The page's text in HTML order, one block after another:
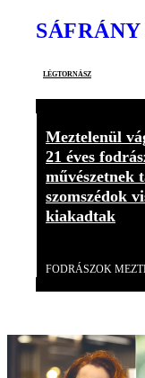
légtornász
Meztelenül
21 éves
művészetnek
szomszédok
kiakadtak
FODRÁSZOK